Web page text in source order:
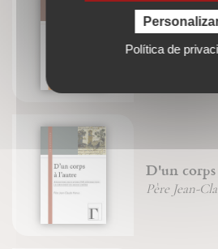
La pensée
Jean-François
D'un
Père Jean-
Política de